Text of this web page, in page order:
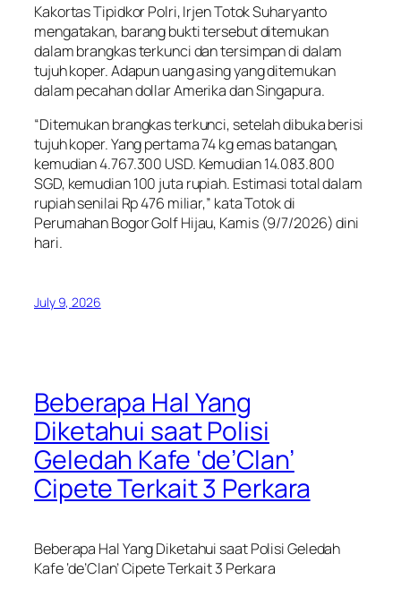
Kakortas Tipidkor Polri, Irjen Totok Suharyanto
mengatakan, barang bukti tersebut ditemukan
dalam brangkas terkunci dan tersimpan di dalam
tujuh koper. Adapun uang asing yang ditemukan
dalam pecahan dollar Amerika dan Singapura.
“Ditemukan brangkas terkunci, setelah dibuka berisi
tujuh koper. Yang pertama 74 kg emas batangan,
kemudian 4.767.300 USD. Kemudian 14.083.800
SGD, kemudian 100 juta rupiah. Estimasi total dalam
rupiah senilai Rp 476 miliar,” kata Totok di
Perumahan Bogor Golf Hijau, Kamis (9/7/2026) dini
hari.
July 9, 2026
Beberapa Hal Yang
Diketahui saat Polisi
Geledah Kafe ‘de’Clan’
Cipete Terkait 3 Perkara
Beberapa Hal Yang Diketahui saat Polisi Geledah
Kafe ‘de’Clan’ Cipete Terkait 3 Perkara